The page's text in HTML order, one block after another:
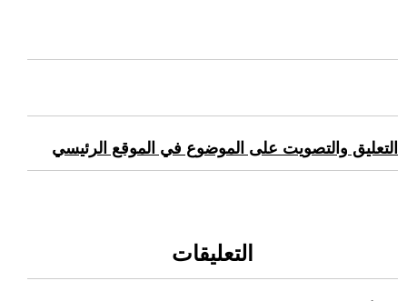
التعليق والتصويت على الموضوع في الموقع الرئيسي
التعليقات